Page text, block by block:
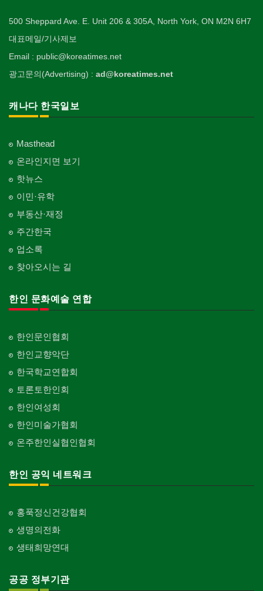
Surgeon
의사-치과
Dentist/Dental Surgeon
의사-가정의
의사-기타
Multi Specialty
의사-정신과
Blanket
웨딩서비스
Bridal Fashion/Wedding Service
자수
Private Lesson-Ballet/Dance
개인지도-꽃꽂이
Private Lesson-Flower Arrangement
개인지도-기타
인쇄
장의사
직업소개 에이전트
Cleaning
카펫 청소
Carpet Cleaning
판촉물
gifts for events
프랜차이즈
Franchise
Piano Tuning/Sale
현금인출기
ATM
Art Gallery/Framing
행사/이벤트
Event
인벤토리
인터넷/소프트웨어 개발
전기공사/수리
Electric Work
정원공사/조경
Roofing
Curtain/Carpet
Wall Paper/Paint
가라지/그라지/차고
Garage Door
건축 엔지니어
Engineering
Architectural Designer
자동차-견인
Towing
자동차-청소
Auto Cleaning
취미/레저
Hobby/Leisure
태권도/무술
Taekwondo/Martial Arts
Spring Water/Water Purifier
Nursing Home
Sauna
Skin Care
화장품
Cosmetics
피트니스/헬스
Fitness
산후조리서비스
한국일보 본사 및 지국
한국정부기관
Korean Governmental Organization
한인회
Korean Cultural Association
Newspaper/TV/Radio
한국기업 현지법인/지사
Korean Enterprises In Canada
동창회-대학교
Alumni University
동창회-중·고등학교
Alumni Middle·High School
단체-협회
단체-스포츠
Organization-Sports
단체-음악/미술
Organization-Music/Art
Organization-Buddhist
Organization-Christianity
교회-장로교회
Church-Presbyterian
Church-United
Church-7th Day Adventist
교회-씨 앤 엠에이
Church-C & MA
Church-Full Gospel
ETC
아파트
500 Sheppard Ave. E. Unit 206 & 305A, North York, ON M2N 6H7
대표메일/기사제보
Email : public@koreatimes.net
광고문의(Advertising) : ad@koreatimes.net
캐나다 한국일보
Masthead
온라인지면 보기
핫뉴스
이민·유학
부동산·재정
주간한국
업소록
찾아오시는 길
한인 문화예술 연합
한인문인협회
한인교향악단
한국학교연합회
토론토한인회
한인여성회
한인미술가협회
온주한인실협인협회
한인 공익 네트워크
홍푹정신건강협회
생명의전화
생태희망연대
공공 정부기관